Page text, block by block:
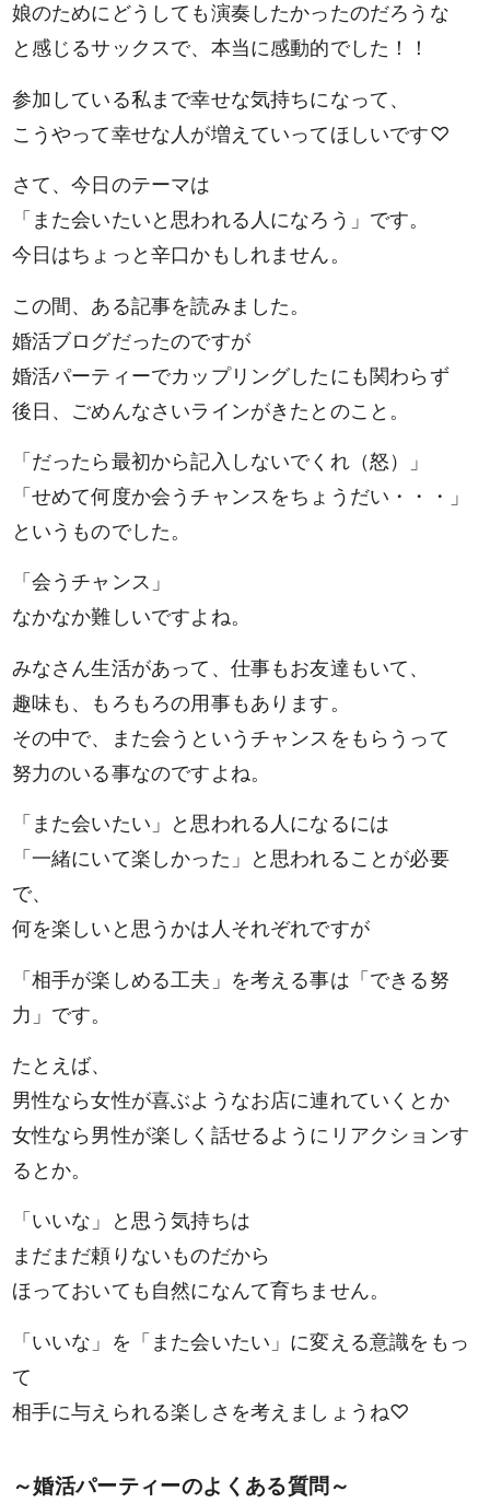
娘のためにどうしても演奏したかったのだろうな
と感じるサックスで、本当に感動的でした！！
参加している私まで幸せな気持ちになって、
こうやって幸せな人が増えていってほしいです♡
さて、今日のテーマは
「また会いたいと思われる人になろう」です。
今日はちょっと辛口かもしれません。
この間、ある記事を読みました。
婚活ブログだったのですが
婚活パーティーでカップリングしたにも関わらず
後日、ごめんなさいラインがきたとのこと。
「だったら最初から記入しないでくれ（怒）」
「せめて何度か会うチャンスをちょうだい・・・」
というものでした。
「会うチャンス」
なかなか難しいですよね。
みなさん生活があって、仕事もお友達もいて、
趣味も、もろもろの用事もあります。
その中で、また会うというチャンスをもらうって
努力のいる事なのですよね。
「また会いたい」と思われる人になるには
「一緒にいて楽しかった」と思われることが必要
で、
何を楽しいと思うかは人それぞれですが
「相手が楽しめる工夫」を考える事は「できる努
力」です。
たとえば、
男性なら女性が喜ぶようなお店に連れていくとか
女性なら男性が楽しく話せるようにリアクションす
るとか。
「いいな」と思う気持ちは
まだまだ頼りないものだから
ほっておいても自然になんて育ちません。
「いいな」を「また会いたい」に変える意識をもっ
て
相手に与えられる楽しさを考えましょうね♡
～婚活パーティーのよくある質問～